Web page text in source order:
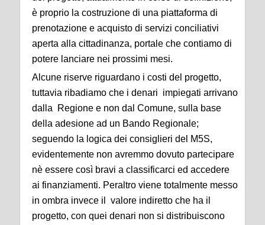
è proprio la costruzione di una piattaforma di
prenotazione e acquisto di servizi conciliativi
aperta alla cittadinanza, portale che contiamo di
potere lanciare nei prossimi mesi.
Alcune riserve riguardano i costi del progetto,
tuttavia ribadiamo che i denari impiegati arrivano
dalla Regione e non dal Comune, sulla base
della adesione ad un Bando Regionale;
seguendo la logica dei consiglieri del M5S,
evidentemente non avremmo dovuto partecipare
nè essere così bravi a classificarci ed accedere
ai finanziamenti. Peraltro viene totalmente messo
in ombra invece il valore indiretto che ha il
progetto, con quei denari non si distribuiscono